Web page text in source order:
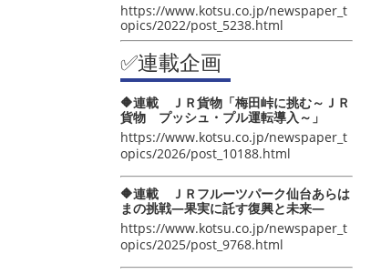
https://www.kotsu.co.jp/newspaper_t
opics/2022/post_5238.html
✅連載企画
🔶連載 ＪＲ貨物「梅田峠に挑む～ＪＲ
貨物 プッシュ・プル運転導入～」
https://www.kotsu.co.jp/newspaper_t
opics/2026/post_10188.html
🔶連載 ＪＲフルーツパーク仙台あらは
まの挑戦―果実に託す復興と未来―
https://www.kotsu.co.jp/newspaper_t
opics/2025/post_9768.html